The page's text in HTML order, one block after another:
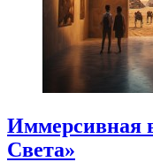
Иммерсивная
Света»